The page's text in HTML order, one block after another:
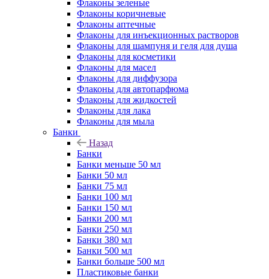
Флаконы зеленые
Флаконы коричневые
Флаконы аптечные
Флаконы для инъекционных растворов
Флаконы для шампуня и геля для душа
Флаконы для косметики
Флаконы для масел
Флаконы для диффузора
Флаконы для автопарфюма
Флаконы для жидкостей
Флаконы для лака
Флаконы для мыла
Банки
Назад
Банки
Банки меньше 50 мл
Банки 50 мл
Банки 75 мл
Банки 100 мл
Банки 150 мл
Банки 200 мл
Банки 250 мл
Банки 380 мл
Банки 500 мл
Банки больше 500 мл
Пластиковые банки